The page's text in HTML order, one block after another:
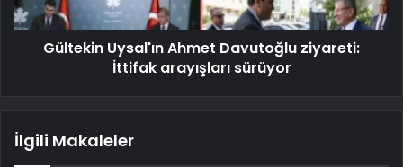
Gültekin Uysal'ın Ahmet Davutoğlu ziyareti:
İttifak arayışları sürüyor
İlgili Makaleler